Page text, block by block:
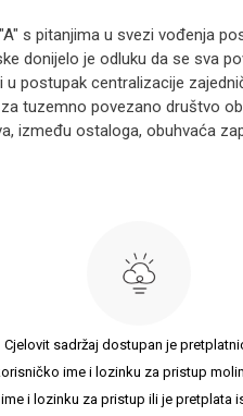
s pitanjima u svezi vođenja
donijelo je odluku da se sva
u postupak centralizacije
tuzemno povezano društvo
između ostaloga, obuhvaća
Cjelovit sadržaj dostupan je
ime i lozinku za pristup
i lozinku za pristup ili je pretplata